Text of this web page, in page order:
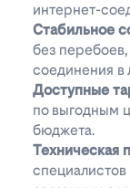
интернет-
Стабильное
без
соединения в
Доступные
по выгодным
бюджета.
Техническая